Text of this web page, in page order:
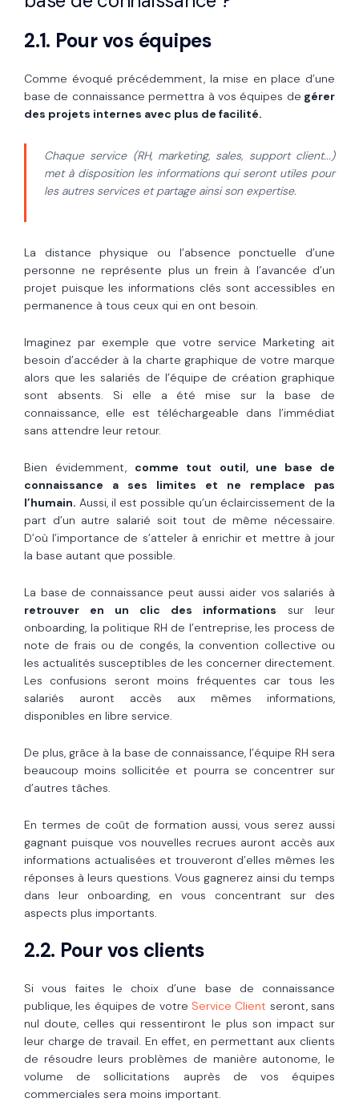
2.1. Pour vos équipes
Comme évoqué précédemment, la mise en place d’une
base de connaissance permettra à vos équipes de gérer
des projets internes avec plus de facilité.
Chaque service (RH, marketing, sales, support client...)
met à disposition les informations qui seront utiles pour
les autres services et partage ainsi son expertise.
La distance physique ou l’absence ponctuelle d’une
personne ne représente plus un frein à l’avancée d’un
projet puisque les informations clés sont accessibles en
permanence à tous ceux qui en ont besoin.
Imaginez par exemple que votre service Marketing ait
besoin d’accéder à la charte graphique de votre marque
alors que les salariés de l’équipe de création graphique
sont absents. Si elle a été mise sur la base de
connaissance, elle est téléchargeable dans l’immédiat
sans attendre leur retour.
Bien évidemment, comme tout outil, une base de
connaissance a ses limites et ne remplace pas
l’humain. Aussi, il est possible qu’un éclaircissement de la
part d’un autre salarié soit tout de même nécessaire.
D’où l’importance de s’atteler à enrichir et mettre à jour
la base autant que possible.
La base de connaissance peut aussi aider vos salariés à
retrouver en un clic des informations sur leur
onboarding, la politique RH de l’entreprise, les process de
note de frais ou de congés, la convention collective ou
les actualités susceptibles de les concerner directement.
Les confusions seront moins fréquentes car tous les
salariés auront accès aux mêmes informations,
disponibles en libre service.
De plus, grâce à la base de connaissance, l’équipe RH sera
beaucoup moins sollicitée et pourra se concentrer sur
d’autres tâches.
En termes de coût de formation aussi, vous serez aussi
gagnant puisque vos nouvelles recrues auront accès aux
informations actualisées et trouveront d’elles mêmes les
réponses à leurs questions. Vous gagnerez ainsi du temps
dans leur onboarding, en vous concentrant sur des
aspects plus importants.
2.2. Pour vos clients
Si vous faites le choix d’une base de connaissance
publique, les équipes de votre Service Client seront, sans
nul doute, celles qui ressentiront le plus son impact sur
leur charge de travail. En effet, en permettant aux clients
de résoudre leurs problèmes de manière autonome, le
volume de sollicitations auprès de vos équipes
commerciales sera moins important.